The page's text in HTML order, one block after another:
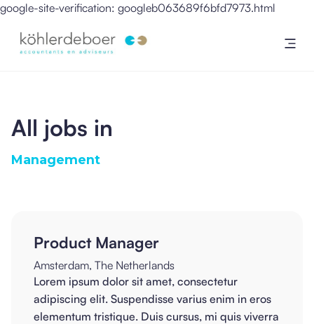
google-site-verification: googleb063689f6bfd7973.html
All jobs in
Management
Product Manager
Amsterdam, The Netherlands
Lorem ipsum dolor sit amet, consectetur
adipiscing elit. Suspendisse varius enim in eros
elementum tristique. Duis cursus, mi quis viverra